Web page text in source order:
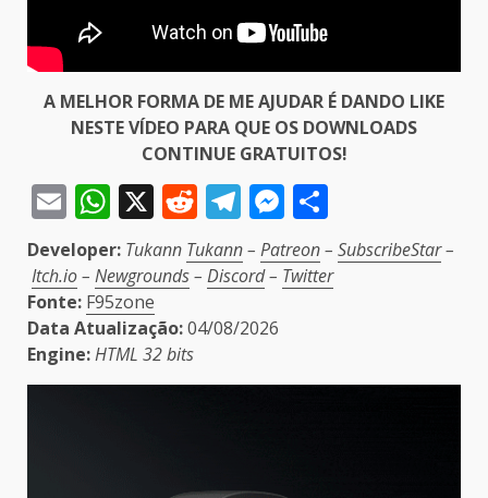
A MELHOR FORMA DE ME AJUDAR É DANDO LIKE
NESTE VÍDEO PARA QUE OS DOWNLOADS
CONTINUE GRATUITOS!
EmailWhatsApp
X Reddit
Telegram
Messenger
Developer: Tukann Tukann– Patreon– SubscribeStar–
Itch.io– Newgrounds– Discord– Twitter
Fonte: F95zone
Data Atualização:04/08/2026
Engine:HTML 32 bits